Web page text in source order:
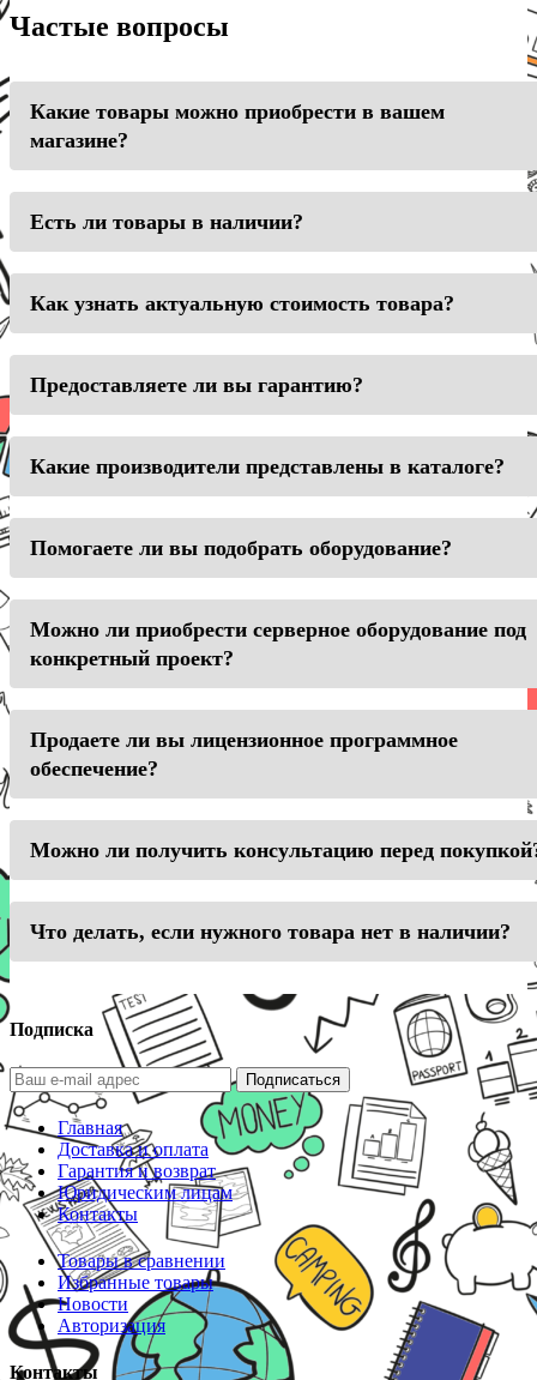
Частые вопросы
Какие товары можно приобрести в вашем
магазине?
Есть ли товары в наличии?
Как узнать актуальную стоимость товара?
Предоставляете ли вы гарантию?
Какие производители представлены в каталоге?
Помогаете ли вы подобрать оборудование?
Можно ли приобрести серверное оборудование под
конкретный проект?
Продаете ли вы лицензионное программное
обеспечение?
Можно ли получить консультацию перед
Что делать, если нужного товара нет в наличии?
Подписка
Подписаться
Главная
Доставка и оплата
Гарантия и возврат
Юридическим лицам
Контакты
Товары в сравнении
Избранные товары
Новости
Авторизация
Контакты